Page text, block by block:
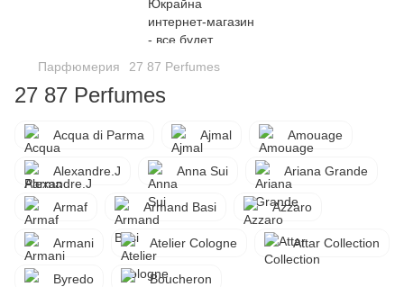
Парфюмерия 27 87 Perfumes
27 87 Perfumes
Acqua di Parma Ajmal Amouage
Alexandre.J Anna Sui Ariana Grande
Armaf Armand Basi Azzaro
Armani Atelier Cologne Attar Collection
Byredo Boucheron